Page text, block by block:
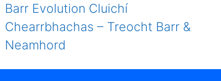
Barr Evolution Cluichí
Chearrbhachas – Treocht Barr &
Neamhord